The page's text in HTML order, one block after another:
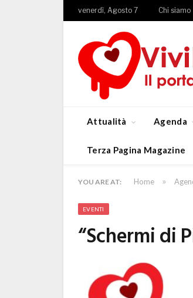
venerdì, Agosto 7 Chi siamo
Attualità Agenda
Terza Pagina Magazine
YOU ARE AT: Home »
EVENTI
“Schermi di